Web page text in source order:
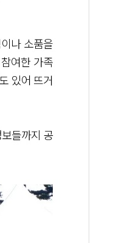
나 소품을
여한 가족
있어 뜨거
들까지 공